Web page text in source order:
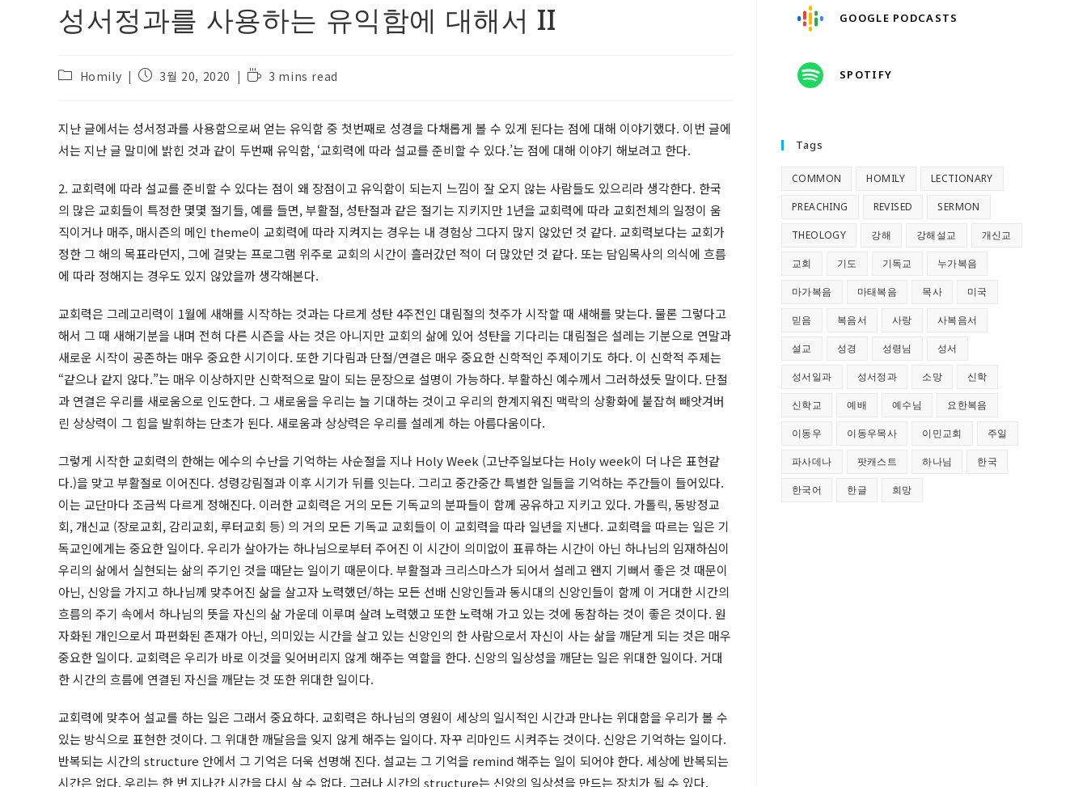
성서정과를 사용하는 유익함에 대해서 II
PostHomily
Post3월 20, 2020
Reading3 mins read
지난 글에서는 성서정과를 사용함으로써 얻는 유익함 중 첫번째로 성경을 다채롭게 볼 수 있게 된다는 점에 대해 이야기했다. 이번 글에
서는 지난 글 말미에 밝힌 것과 같이 두번째 유익함, ‘교회력에 따라 설교를 준비할 수 있다.’는 점에 대해 이야기 해보려고 한다.
2. 교회력에 따라 설교를 준비할 수 있다는 점이 왜 장점이고 유익함이 되는지 느낌이 잘 오지 않는 사람들도 있으리라 생각한다. 한국
의 많은 교회들이 특정한 몇몇 절기들, 예를 들면, 부활절, 성탄절과 같은 절기는 지키지만 1년을 교회력에 따라 교회전체의 일정이 움
직이거나 매주, 매시즌의 메인 theme이 교회력에 따라 지켜지는 경우는 내 경험상 그다지 많지 않았던 것 같다. 교회력보다는 교회가
정한 그 해의 목표라던지, 그에 걸맞는 프로그램 위주로 교회의 시간이 흘러갔던 적이 더 많았던 것 같다. 또는 담임목사의 의식에 흐름
에 따라 정해지는 경우도 있지 않았을까 생각해본다.
교회력은 그레고리력이 1월에 새해를 시작하는 것과는 다르게 성탄 4주전인 대림절의 첫주가 시작할 때 새해를 맞는다. 물론 그렇다고
해서 그 때 새해기분을 내며 전혀 다른 시즌을 사는 것은 아니지만 교회의 삶에 있어 성탄을 기다리는 대림절은 설레는 기분으로 연말과
새로운 시작이 공존하는 매우 중요한 시기이다. 또한 기다림과 단절/연결은 매우 중요한 신학적인 주제이기도 하다. 이 신학적 주제는
“같으나 같지 않다.”는 매우 이상하지만 신학적으로 말이 되는 문장으로 설명이 가능하다. 부활하신 예수께서 그러하셨듯 말이다. 단절
과 연결은 우리를 새로움으로 인도한다. 그 새로움을 우리는 늘 기대하는 것이고 우리의 한계지워진 맥락의 상황화에 붙잡혀 빼앗겨버
린 상상력이 그 힘을 발휘하는 단초가 된다. 새로움과 상상력은 우리를 설레게 하는 아름다움이다.
그렇게 시작한 교회력의 한해는 에수의 수난을 기억하는 사순절을 지나 Holy Week (고난주일보다는 Holy week이 더 나은 표현같
다.)을 맞고 부활절로 이어진다. 성령강림절과 이후 시기가 뒤를 잇는다. 그리고 중간중간 특별한 일들을 기억하는 주간들이 들어있다.
이는 교단마다 조금씩 다르게 정해진다. 이러한 교회력은 거의 모든 기독교의 분파들이 함께 공유하고 지키고 있다. 가톨릭, 동방정교
회, 개신교 (장로교회, 감리교회, 루터교회 등) 의 거의 모든 기독교 교회들이 이 교회력을 따라 일년을 지낸다. 교회력을 따르는 일은 기
독교인에게는 중요한 일이다. 우리가 살아가는 하나님으로부터 주어진 이 시간이 의미없이 표류하는 시간이 아닌 하나님의 임재하심이
우리의 삶에서 실현되는 삶의 주기인 것을 때닫는 일이기 때문이다. 부활절과 크리스마스가 되어서 설레고 왠지 기뻐서 좋은 것 때문이
아닌, 신앙을 가지고 하나님께 맞추어진 삶을 살고자 노력했던/하는 모든 선배 신앙인들과 동시대의 신앙인들이 함께 이 거대한 시간의
흐름의 주기 속에서 하나님의 뜻을 자신의 삶 가운데 이루며 살려 노력했고 또한 노력해 가고 있는 것에 동참하는 것이 좋은 것이다. 원
자화된 개인으로서 파편화된 존재가 아닌, 의미있는 시간을 살고 있는 신앙인의 한 사람으로서 자신이 사는 삶을 깨닫게 되는 것은 매우
중요한 일이다. 교회력은 우리가 바로 이것을 잊어버리지 않게 해주는 역할을 한다. 신앙의 일상성을 깨닫는 일은 위대한 일이다. 거대
한 시간의 흐름에 연결된 자신을 깨닫는 것 또한 위대한 일이다.
교회력에 맞추어 설교를 하는 일은 그래서 중요하다. 교회력은 하나님의 영원이 세상의 일시적인 시간과 만나는 위대함을 우리가 볼 수
있는 방식으로 표현한 것이다. 그 위대한 깨달음을 잊지 않게 해주는 일이다. 자꾸 리마인드 시켜주는 것이다. 신앙은 기억하는 일이다.
반복되는 시간의 structure 안에서 그 기억은 더욱 선명해 진다. 설교는 그 기억을 remind 해주는 일이 되어야 한다. 세상에 반복되는
시간은 없다. 우리는 한 번 지나간 시간을 다시 살 수 없다. 그러나 시간의 structure는 신앙의 일상성을 만드는 장치가 될 수 있다.
GOOGLE PODCASTS
SPOTIFY
Tags
COMMON HOMILY LECTIONARY
PREACHING REVISED SERMON
THEOLOGY 강해 강해설교 개신교
교회 기도 기독교 누가복음
마가복음 마태복음 목사 미국
믿음 복음서 사랑 사복음서
설교 성경 성령님 성서
성서일과 성서정과 소망 신학
신학교 예배 예수님 요한복음
이동우 이동우목사 이민교회 주일
파사데나 팟캐스트 하나님 한국
한국어 한글 희망